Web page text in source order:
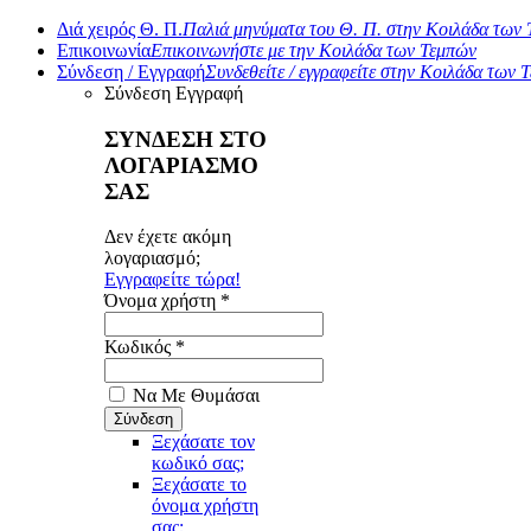
Διά χειρός Θ. Π.Παλιά μηνύματα του Θ. Π. στην Κοιλάδα των
ΕπικοινωνίαΕπικοινωνήστε με την Κοιλάδα των Τεμπών
Σύνδεση / ΕγγραφήΣυνδεθείτε / εγγραφείτε στην Κοιλάδα των
Σύνδεση Εγγραφή
ΣΥΝΔΕΣΗ ΣΤΟ
ΛΟΓΑΡΙΑΣΜΟ
ΣΑΣ
Δεν έχετε ακόμη
λογαριασμό;
Εγγραφείτε τώρα!
Όνομα χρήστη *
Κωδικός *
Να Με Θυμάσαι
Ξεχάσατε τον
κωδικό σας;
Ξεχάσατε το
όνομα χρήστη